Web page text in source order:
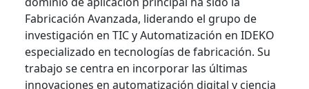
Fabricación Avanzada, liderando el grupo de
investigación en TIC y Automatización en IDEKO
especializado en tecnologías de fabricación. Su
trabajo se centra en incorporar las últimas
innovaciones en automatización digital y ciencia